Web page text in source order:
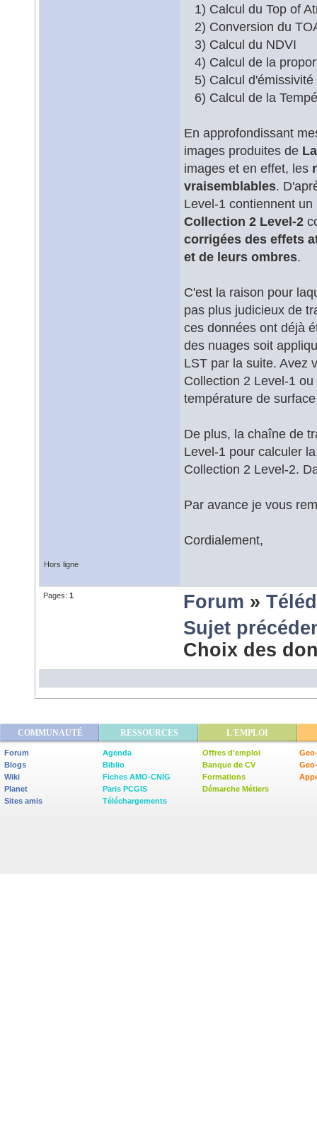
1) Calcul du Top of
2) Conversion du
3) Calcul du NDVI
4) Calcul de la
5) Calcul d'émissivité
6) Calcul de la
En approfondissant
images produites de
images et en effet, les
vraisemblables.
Level-1 contiennent
Collection 2 Level-2
corrigées des effets
et de leurs ombres.
C'est la raison pour
pas plus judicieux de
ces données ont déjà
des nuages soit
LST par la suite. Avez
Collection 2 Level-1
température de
De plus, la chaîne de
Level-1 pour calculer
Collection 2 Level-2.
Par avance je vous
Cordialement,
Hors ligne
Pages: 1 Forum »
Sujet
Choix des
COMMUNAUTÉ RESSOURCES L'EMPLOI
Forum
Blogs
Wiki
Planet
Sites amis
Agenda
Biblio
Fiches AMO-CNIG
Paris PCGIS
Téléchargements
Offres d'emploi
Banque de CV
Formations
Démarche Métiers